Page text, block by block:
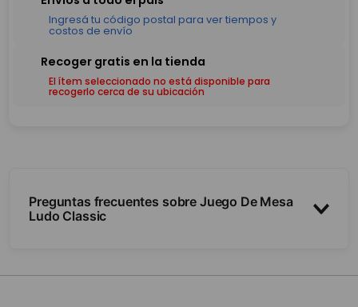
El ítem seleccionado no está disponible para
recogerlo cerca de su ubicación
Preguntas frecuentes sobre Juego De Mesa
Ludo Classic